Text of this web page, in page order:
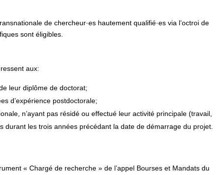
de chercheur·es hautement qualifié·es via l’octroi de
sont éligibles.
aux:
leur diplôme de doctorat;
d’expérience postdoctorale;
n’ayant pas résidé ou effectué leur activité principale (travail,
durant les trois années précédant la date de démarrage du projet.
« Chargé de recherche » de l’appel Bourses et Mandats du